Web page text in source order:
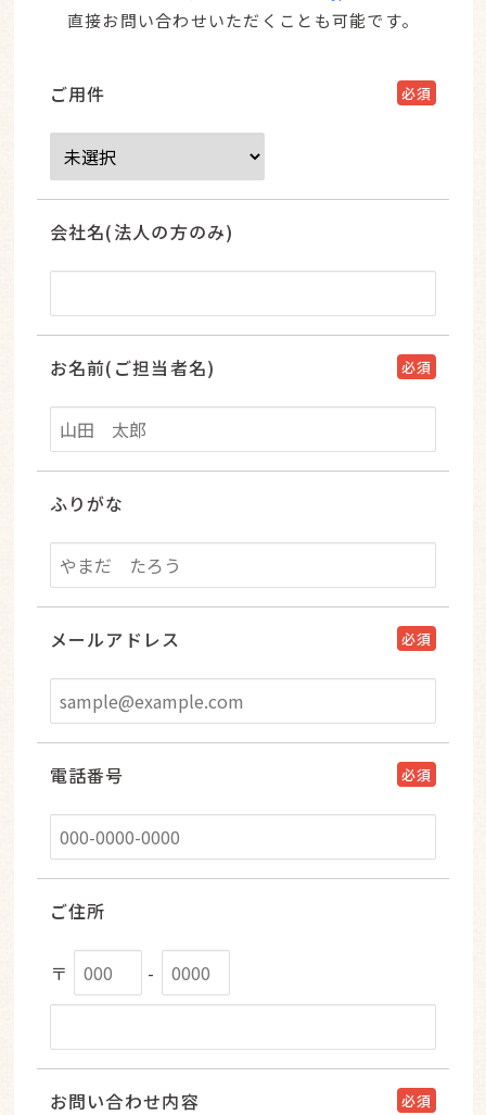
直接お問い合わせいただくことも可能です。
ご用件 必須
会社名(法人の方のみ)
お名前(ご担当者名) 必須
ふりがな
メールアドレス 必須
電話番号 必須
ご住所
〒 -
お問い合わせ内容 必須